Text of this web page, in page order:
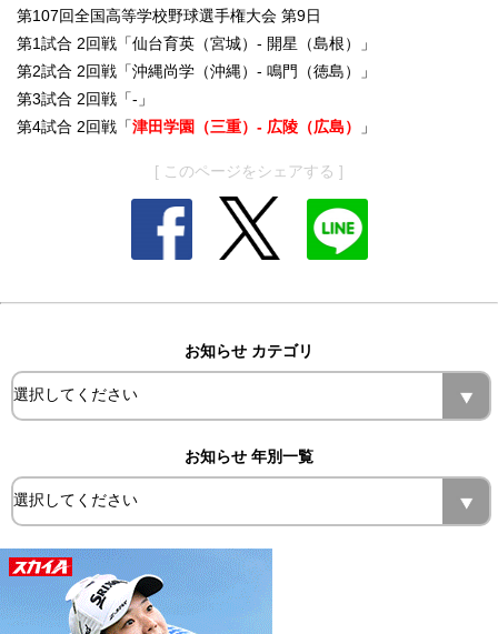
第107回全国高等学校野球選手権大会 第9日
第1試合 2回戦「仙台育英（宮城）- 開星（島根）」
第2試合 2回戦「沖縄尚学（沖縄）- 鳴門（徳島）」
第3試合 2回戦「-」
第4試合 2回戦「津田学園（三重）- 広陵（広島） 」
[ このページをシェアする ]
お知らせ カテゴリ
お知らせ 年別一覧